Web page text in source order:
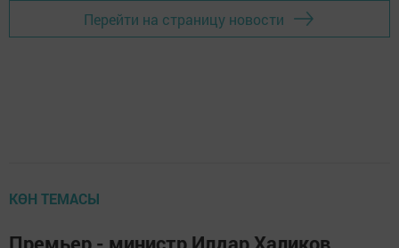
Перейти на страницу новости
КӨН ТЕМАСЫ